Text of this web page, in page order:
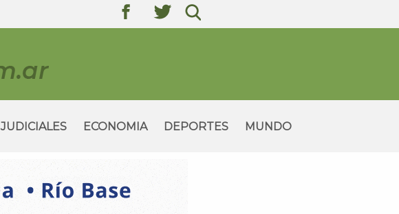
texto texto texto
JUDICIALES ECONOMIA DEPORTES MUNDO